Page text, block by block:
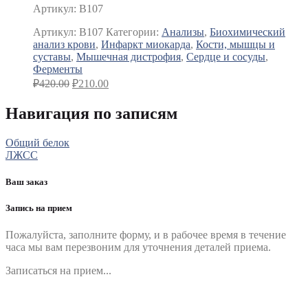
Артикул: B107
Артикул: B107 Категории: Анализы, Биохимический
анализ крови, Инфаркт миокарда, Кости, мышцы и
суставы, Мышечная дистрофия, Сердце и сосуды,
Ферменты
₽420.00 ₽210.00
Навигация по записям
Общий белок
ЛЖСС
Ваш заказ
Запись на прием
Пожалуйста, заполните форму, и в рабочее время в течение
часа мы вам перезвоним для уточнения деталей приема.
Записаться на прием...